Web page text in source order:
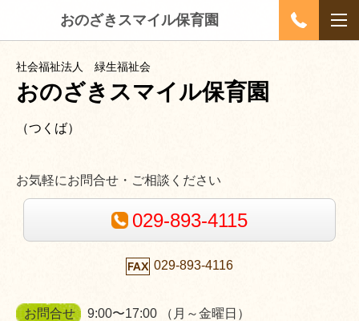
おのざきスマイル保育園
社会福祉法人 緑生福祉会
おのざきスマイル保育園
（つくば）
お気軽にお問合せ・ご相談ください
029-893-4115
029-893-4116
お問合せ 9:00〜17:00 （月～金曜日）